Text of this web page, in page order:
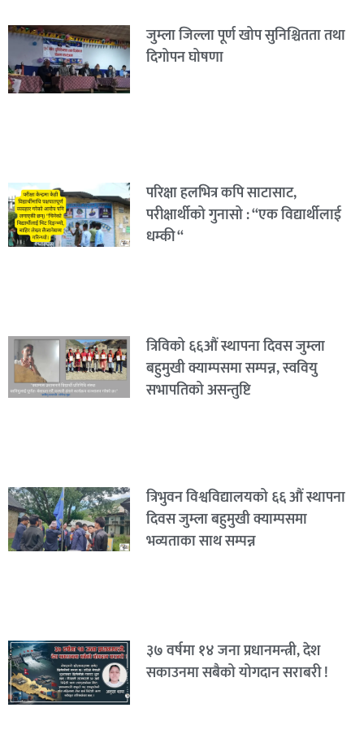
जुम्ला जिल्ला पूर्ण खोप सुनिश्चितता तथा
दिगोपन घोषणा
परिक्षा हलभित्र कपि साटासाट,
परीक्षार्थीको गुनासो : “एक विद्यार्थीलाई
धम्की “
त्रिविको ६६औं स्थापना दिवस जुम्ला
बहुमुखी क्याम्पसमा सम्पन्न, स्ववियु
सभापतिको असन्तुष्टि
त्रिभुवन विश्वविद्यालयको ६६ औं स्थापना
दिवस जुम्ला बहुमुखी क्याम्पसमा
भव्यताका साथ सम्पन्न
३७ वर्षमा १४ जना प्रधानमन्त्री, देश
सकाउनमा सबैको योगदान सराबरी !